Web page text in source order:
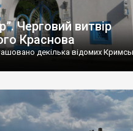
Черговий витвір
Краснова
декілька відомих